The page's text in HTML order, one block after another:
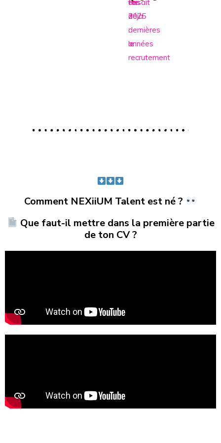
faisait
déjà
:
le
recrutement
ces
3
dernières
années
en
2025
Comment NEXiiUM Talent est né ?
Que faut-il mettre dans la première partie
de ton CV ?